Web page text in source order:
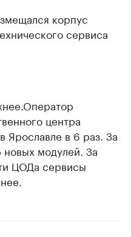
корпус
сервиса
центра
Ярославле в 6 раз. За
новых модулей. За
ЦОДа сервисы